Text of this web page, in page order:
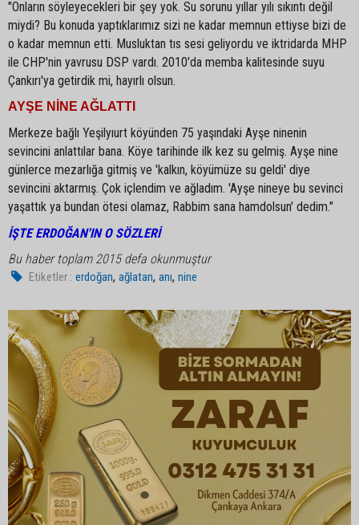
"Onların söyleyecekleri bir şey yok. Su sorunu yıllar yılı sıkıntı değil
miydi? Bu konuda yaptıklarımız sizi ne kadar memnun ettiyse bizi de
o kadar memnun etti. Musluktan tıs sesi geliyordu ve iktridarda MHP
ile CHP'nin yavrusu DSP vardı. 2010'da memba kalitesinde suyu
Çankırı'ya getirdik mi, hayırlı olsun.
AYŞE NİNE AĞLATTI
Merkeze bağlı Yeşilyıurt köyünden 75 yaşındaki Ayşe ninenin
sevincini anlattılar bana. Köye tarihinde ilk kez su gelmiş. Ayşe nine
günlerce mezarlığa gitmiş ve 'kalkın, köyümüze su geldi' diye
sevincini aktarmış. Çok içlendim ve ağladım. 'Ayşe nineye bu sevinci
yaşattık ya bundan ötesi olamaz, Rabbim sana hamdolsun' dedim."
İŞTE ERDOĞAN'IN O SÖZLERİ
Bu haber toplam 2015 defa okunmuştur
Etiketler : erdoğan,ağlatan,anı,nine